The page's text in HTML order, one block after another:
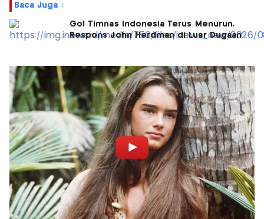
Baca Juga :
Gol Timnas Indonesia Terus Menurun,
Respons John Herdman di Luar Dugaan